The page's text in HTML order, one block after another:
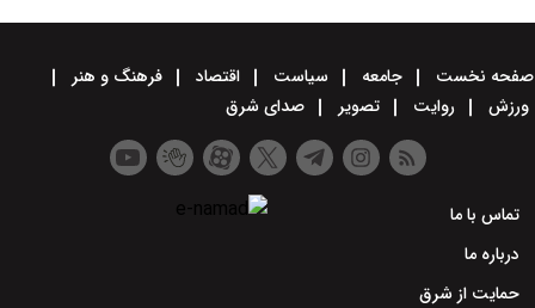
صفحه نخست جامعه سیاست اقتصاد
فرهنگ و هنر
ورزش
روایت تصویر صدای شرق
تماس با ما
درباره ما
حمایت از شرق